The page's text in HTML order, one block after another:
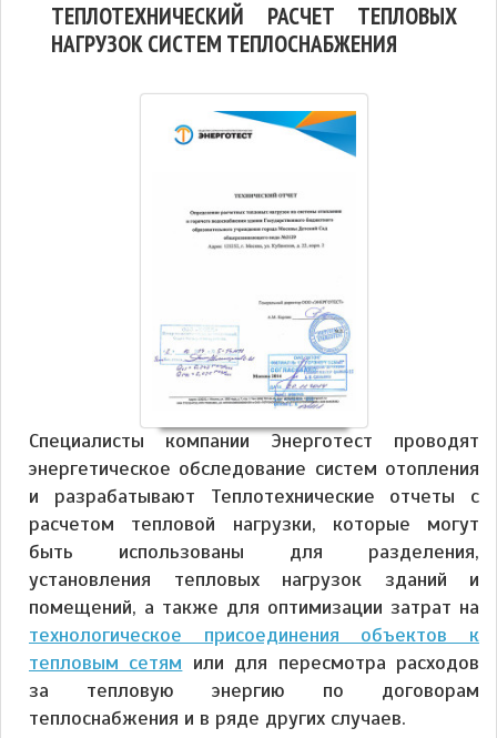
ТЕПЛОТЕХНИЧЕСКИЙ РАСЧЕТ ТЕПЛОВЫХ
НАГРУЗОК СИСТЕМ ТЕПЛОСНАБЖЕНИЯ
Специалисты компании Энерготест проводят
энергетическое обследование систем отопления
и разрабатывают Теплотехнические отчеты с
расчетом тепловой нагрузки, которые могут
быть использованы для разделения,
установления тепловых нагрузок зданий и
помещений, а также для оптимизации затрат на
технологическое присоединения объектов к
тепловым сетям или для пересмотра расходов
за тепловую энергию по договорам
теплоснабжения и в ряде других случаев.